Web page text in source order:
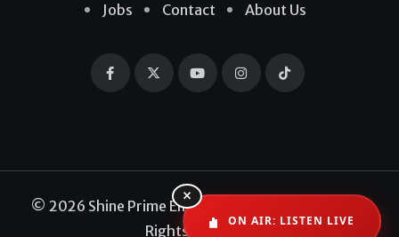
Jobs
Contact About Us
© 2026 Shine Prime Entertainment Production. All
Rights Reserved
×
ON AIR: LISTEN LIVE